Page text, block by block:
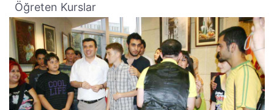
Öğreten Kurslar